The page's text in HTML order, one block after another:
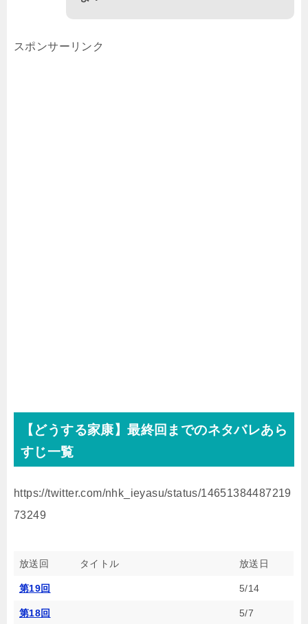
スポンサーリンク
【どうする家康】最終回までのネタバレあら
すじ一覧
https://twitter.com/nhk_ieyasu/status/14651384487219
73249
放送回 タイトル 放送日
第19回 5/14
第18回 5/7